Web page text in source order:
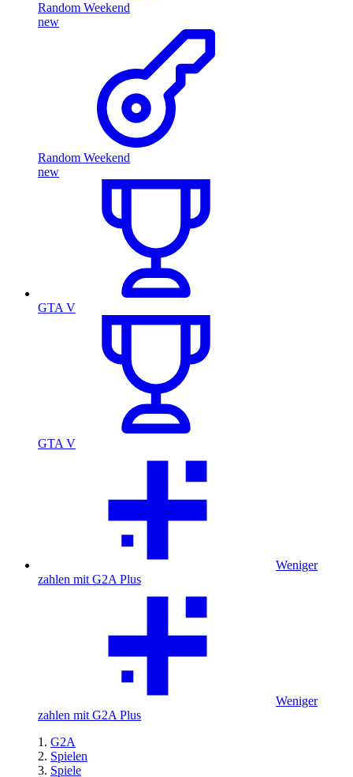
Random Weekend
new
Random Weekend
new
GTA V
GTA V
Weniger
zahlen mit G2A Plus
Weniger
zahlen mit G2A Plus
G2A
Spielen
Spiele